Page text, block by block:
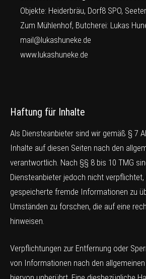
Objekte: Heiderbräu, Dorf8 SPO,
Zum Mühlenhof, Butcherei: Lukas
mail@lukashuneke.de
www.lukashuneke.de
Haftung für Inhalte
Als Diensteanbieter sind wir gemäß § 7
Inhalte auf diesen Seiten nach den
verantwortlich. Nach §§ 8 bis 10 TMG
Diensteanbieter jedoch nicht
gespeicherte fremde Informationen zu
Umständen zu forschen, die auf eine
hinweisen.
Verpflichtungen zur Entfernung oder
von Informationen nach den